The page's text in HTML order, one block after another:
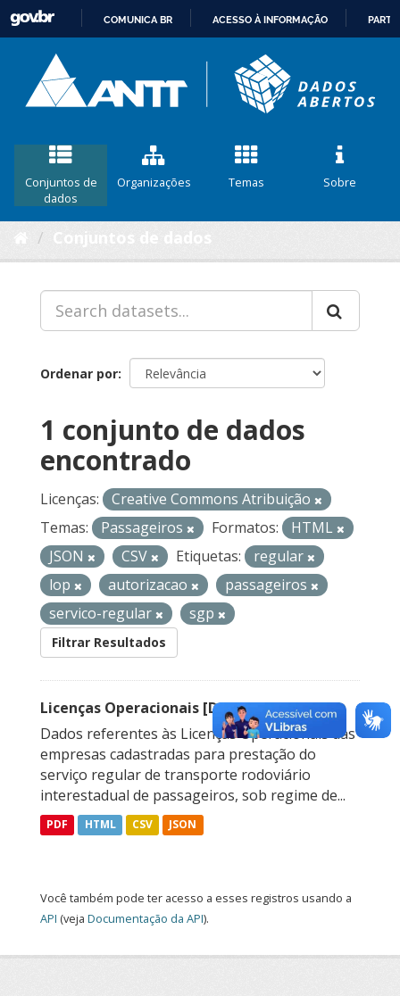
CONTEÚDO
COMUNICA BR ACESSO À INFORMAÇÃO
Conjuntos de
dados
Organizações Temas Sobre
Ordenar por
1 conjunto de dados
encontrado
Licenças:
Creative Commons Atribuição
Temas:
Passageiros Formatos:
HTML
JSON
CSV Etiquetas:
regular
lop
autorizacao
passageiros
servico-regular
sgp
Filtrar Resultados
Licenças Operacionais [Descontinuado]
Dados referentes às Licenças Operacionais das
empresas cadastradas para prestação do
serviço regular de transporte rodoviário
interestadual de passageiros, sob regime de...
PDF HTML CSV JSON
Você também pode ter acesso a esses registros usando a
API (veja Documentação da API).